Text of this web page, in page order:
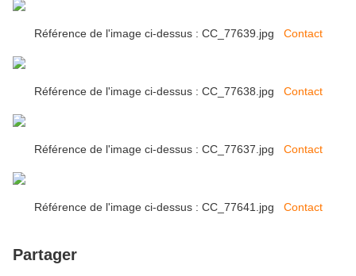
Référence de l'image ci-dessus : CC_77639.jpg Contact
Référence de l'image ci-dessus : CC_77638.jpg Contact
Référence de l'image ci-dessus : CC_77637.jpg Contact
Référence de l'image ci-dessus : CC_77641.jpg Contact
Partager